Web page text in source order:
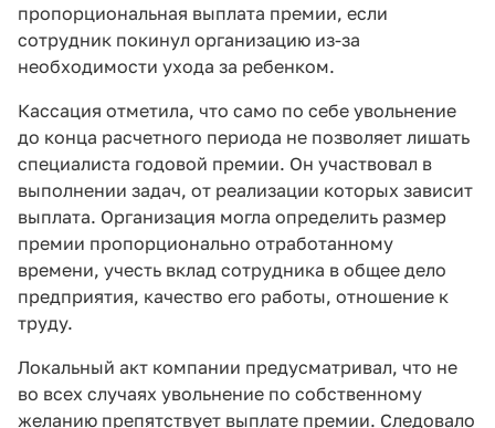
пропорциональная выплата премии, если
сотрудник покинул организацию из-за
необходимости ухода за ребенком.
Кассация отметила, что само по себе увольнение
до конца расчетного периода не позволяет лишать
специалиста годовой премии. Он участвовал в
выполнении задач, от реализации которых зависит
выплата. Организация могла определить размер
премии пропорционально отработанному
времени, учесть вклад сотрудника в общее дело
предприятия, качество его работы, отношение к
труду.
Локальный акт компании предусматривал, что не
во всех случаях увольнение по собственному
желанию препятствует выплате премии. Следовало